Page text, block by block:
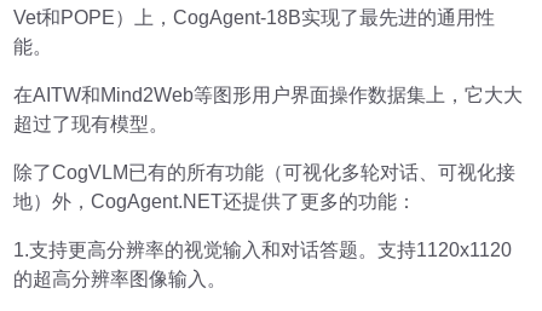
Vet和POPE）上，CogAgent-18B实现了最先进的通用性
能。
在AITW和Mind2Web等图形用户界面操作数据集上，它大大
超过了现有模型。
除了CogVLM已有的所有功能（可视化多轮对话、可视化接
地）外，CogAgent.NET还提供了更多的功能：
1.支持更高分辨率的视觉输入和对话答题。支持1120x1120
的超高分辨率图像输入。